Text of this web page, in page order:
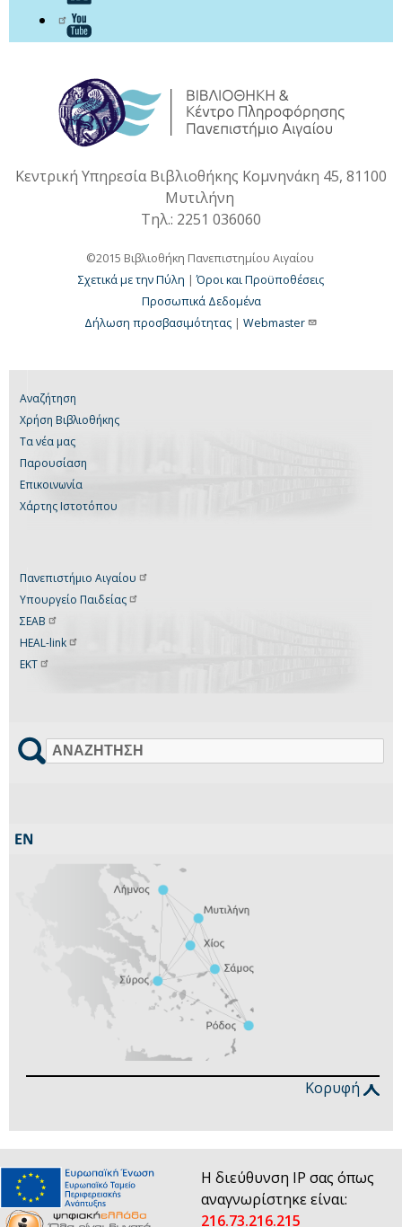
Κεντρική Υπηρεσία Βιβλιοθήκης Κομνηνάκη 45, 81100
Μυτιλήνη
Τηλ.: 2251 036060
©2015 Βιβλιοθήκη Πανεπιστημίου Αιγαίου
Σχετικά με την Πύλη |Όροι και Προϋποθέσεις
Προσωπικά Δεδομένα
Δήλωση προσβασιμότητας | Webmaster
Αναζήτηση
Χρήση Βιβλιοθήκης
Τα νέα μας
Παρουσίαση
Επικοινωνία
Χάρτης Ιστοτόπου
Πανεπιστήμιο Αιγαίου
Υπουργείο Παιδείας
ΣΕΑΒ
HEAL-link
ΕΚΤ
Αναζήτηση
Κορυφή
Η διεύθυνση IP σας όπως
αναγνωρίστηκε είναι:
216.73.216.215